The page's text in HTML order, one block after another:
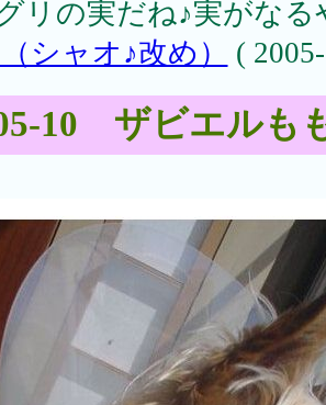
リの実だね♪実がな
シャオ♪改め）
(
10 ザビエルも